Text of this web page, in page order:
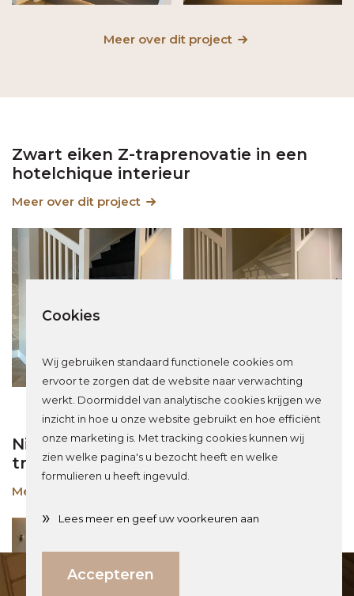
Meer over dit project
Zwart eiken Z-traprenovatie in een
hotelchique interieur
Meer over dit project
Nieuwbouwtrap wordt eikenhouten Z-
trap door traprenovatie in Eindhoven
Meer over dit project
Direct weten wat jouw investering is?
Cookies
Wij gebruiken standaard functionele cookies om
ervoor te zorgen dat de website naar verwachting
werkt. Doormiddel van analytische cookies krijgen we
inzicht in hoe u onze website gebruikt en hoe efficiënt
onze marketing is. Met tracking cookies kunnen wij
zien welke pagina's u bezocht heeft en welke
formulieren u heeft ingevuld.
» Lees meer en geef uw voorkeuren aan
Accepteren